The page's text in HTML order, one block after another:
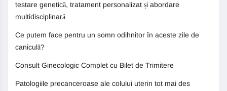
testare genetică, tratament personalizat și abordare
multidisciplinară
Ce putem face pentru un somn odihnitor în aceste zile de
caniculă?
Consult Ginecologic Complet cu Bilet de Trimitere
Patologiile precanceroase ale colului uterin tot mai des